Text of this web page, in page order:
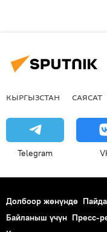
КЫРГЫЗСТАН САЯСАТ
Telegram
Долбоор жөнүндө
Байланыш үчүн Пресс-